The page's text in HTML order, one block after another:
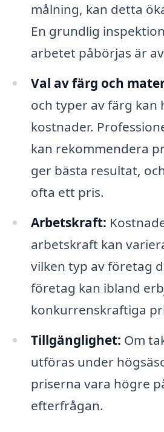
målning, kan detta
En grundlig
arbetet påbörjas är
Val av färg och
och typer av färg kan
kostnader.
kan rekommendera
ger bästa resultat,
ofta ett pris.
Arbetskraft:
arbetskraft kan
vilken typ av företag
företag kan ibland
konkurrenskraftiga
Tillgänglighet: Om
utföras under
priserna vara högre
efterfrågan.